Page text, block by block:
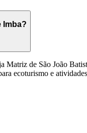
Imba?
de São João
ecoturismo e